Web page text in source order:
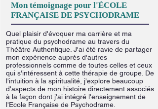
Mon témoignage pour l'ÉCOLE
FRANÇAISE DE PSYCHODRAME
Quel plaisir d'évoquer ma carrière et ma
pratique du psychodrame au travers du
Théâtre Authentique. J'ai été ravie de partager
mon expérience auprès d'autres
professionnels comme de toutes celles et ceux
qui s'intéressent à cette thérapie de groupe. De
l'intuition à la spiritualité, j'explore beaucoup
d'aspects de mon histoire directement associés
à la façon dont j'ai intégré l'enseignement de
l'Ecole Française de Psychodrame.